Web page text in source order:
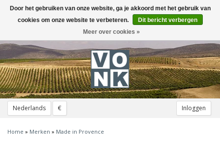
Nederlands € Inloggen
Toggle
navigation
Home » Merken » Made in Provence
Door het gebruiken van onze website, ga je akkoord met het gebruik van
cookies om onze website te verbeteren.
Dit bericht verbergen
Meer over cookies »